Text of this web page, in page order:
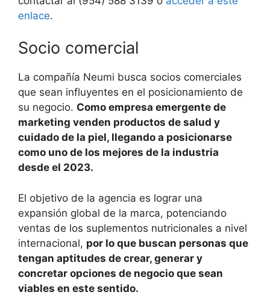
enlace.
Socio comercial
La compañía Neumi busca socios comerciales
que sean influyentes en el posicionamiento de
su negocio. Como empresa emergente de
marketing venden productos de salud y
cuidado de la piel, llegando a posicionarse
como uno de los mejores de la industria
desde el 2023.
El objetivo de la agencia es lograr una
expansión global de la marca, potenciando
ventas de los suplementos nutricionales a nivel
internacional, por lo que buscan personas que
tengan aptitudes de crear, generar y
concretar opciones de negocio que sean
viables en este sentido.